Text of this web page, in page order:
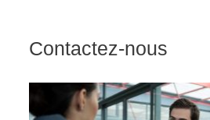
Contactez-nous